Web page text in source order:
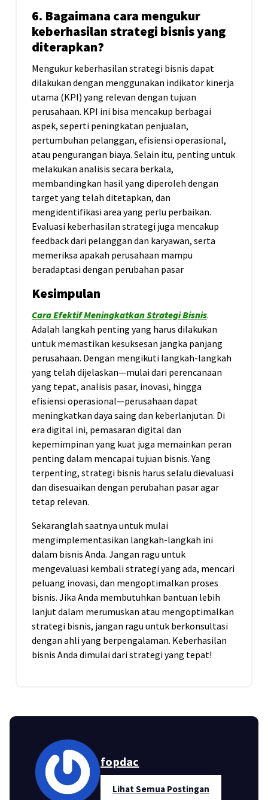
6. Bagaimana cara mengukur
keberhasilan strategi bisnis yang
diterapkan?
Mengukur keberhasilan strategi bisnis dapat
dilakukan dengan menggunakan indikator kinerja
utama (KPI) yang relevan dengan tujuan
perusahaan. KPI ini bisa mencakup berbagai
aspek, seperti peningkatan penjualan,
pertumbuhan pelanggan, efisiensi operasional,
atau pengurangan biaya. Selain itu, penting untuk
melakukan analisis secara berkala,
membandingkan hasil yang diperoleh dengan
target yang telah ditetapkan, dan
mengidentifikasi area yang perlu perbaikan.
Evaluasi keberhasilan strategi juga mencakup
feedback dari pelanggan dan karyawan, serta
memeriksa apakah perusahaan mampu
beradaptasi dengan perubahan pasar
Kesimpulan
Cara Efektif Meningkatkan Strategi Bisnis.
Adalah langkah penting yang harus dilakukan
untuk memastikan kesuksesan jangka panjang
perusahaan. Dengan mengikuti langkah-langkah
yang telah dijelaskan—mulai dari perencanaan
yang tepat, analisis pasar, inovasi, hingga
efisiensi operasional—perusahaan dapat
meningkatkan daya saing dan keberlanjutan. Di
era digital ini, pemasaran digital dan
kepemimpinan yang kuat juga memainkan peran
penting dalam mencapai tujuan bisnis. Yang
terpenting, strategi bisnis harus selalu dievaluasi
dan disesuaikan dengan perubahan pasar agar
tetap relevan.
Sekaranglah saatnya untuk mulai
mengimplementasikan langkah-langkah ini
dalam bisnis Anda. Jangan ragu untuk
mengevaluasi kembali strategi yang ada, mencari
peluang inovasi, dan mengoptimalkan proses
bisnis. Jika Anda membutuhkan bantuan lebih
lanjut dalam merumuskan atau mengoptimalkan
strategi bisnis, jangan ragu untuk berkonsultasi
dengan ahli yang berpengalaman. Keberhasilan
bisnis Anda dimulai dari strategi yang tepat!
fopdac
Lihat Semua Postingan